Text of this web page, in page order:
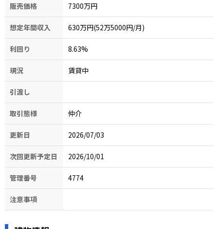
販売価格 7300万円
想定年間収入 630万円(52万5000円/月)
利回り 8.63%
現況 賃貸中
引渡し
取引態様 仲介
更新日 2026/07/03
次回更新予定日 2026/10/01
管理番号 4774
注意事項